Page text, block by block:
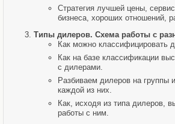
Стратегия лучшей цены,
бизнеса, хороших отношений,
Типы дилеров. Схема работы с
Как можно классифицировать
Как на базе классификации
с дилерами.
Разбиваем дилеров на группы
каждой из них.
Как, исходя из типа дилеров,
работы с ним.